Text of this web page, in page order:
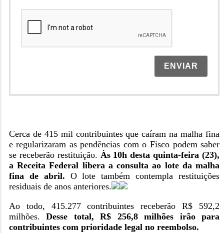
ENVIAR
Cerca de 415 mil contribuintes que caíram na malha fina
e regularizaram as pendências com o Fisco podem saber
se receberão restituição. Às 10h desta quinta-feira (23),
a Receita Federal libera a consulta ao lote da malha
fina de abril. O lote também contempla restituições
residuais de anos anteriores.
Ao todo, 415.277 contribuintes receberão R$ 592,2
milhões.Desse total, R$ 256,8 milhões irão para
contribuintes com prioridade legal no reembolso.